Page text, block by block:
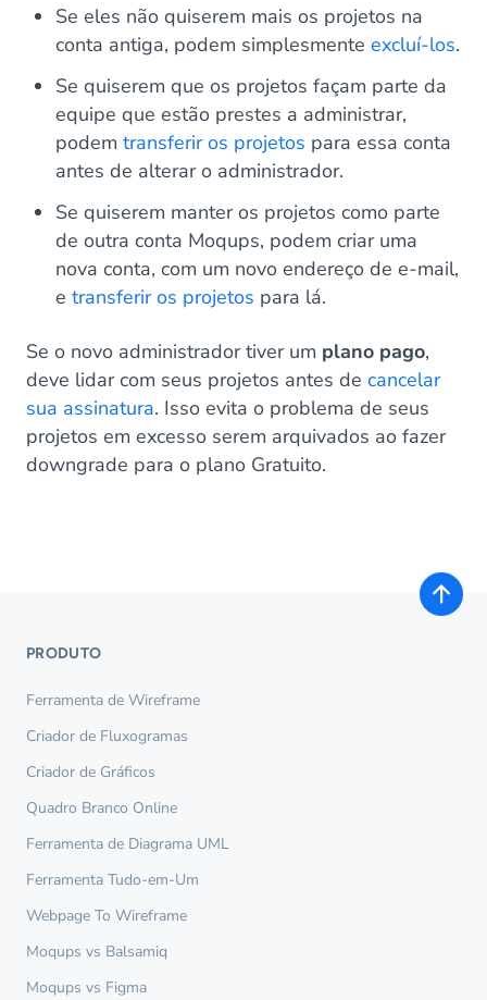
Se eles não quiserem mais os projetos na
conta antiga, podem simplesmente excluí-los.
Se quiserem que os projetos façam parte da
equipe que estão prestes a administrar,
podem transferir os projetos para essa conta
antes de alterar o administrador.
Se quiserem manter os projetos como parte
de outra conta Moqups, podem criar uma
nova conta, com um novo endereço de e-mail,
e transferir os projetos para lá.
Se o novo administrador tiver um plano pago,
deve lidar com seus projetos antes de cancelar
sua assinatura. Isso evita o problema de seus
projetos em excesso serem arquivados ao fazer
downgrade para o plano Gratuito.
PRODUTO
Ferramenta de Wireframe
Criador de Fluxogramas
Criador de Gráficos
Quadro Branco Online
Ferramenta de Diagrama UML
Ferramenta Tudo-em-Um
Webpage To Wireframe
Moqups vs Balsamiq
Moqups vs Figma